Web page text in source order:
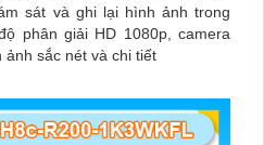
sát và ghi lại hình ảnh trong
sắc nét và chi tiết